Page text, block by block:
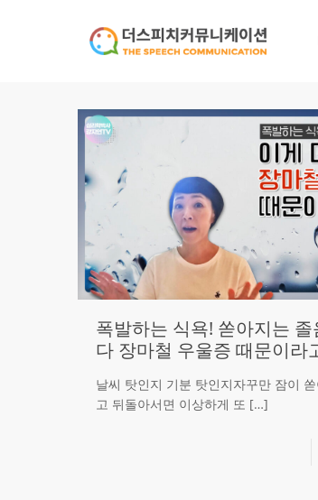
폭발하는 식욕! 쏟아지는 졸
다 장마철 우울증 때문이라
날씨 탓인지 기분 탓인지자꾸만 잠이
고 뒤돌아서면 이상하게 또 […]